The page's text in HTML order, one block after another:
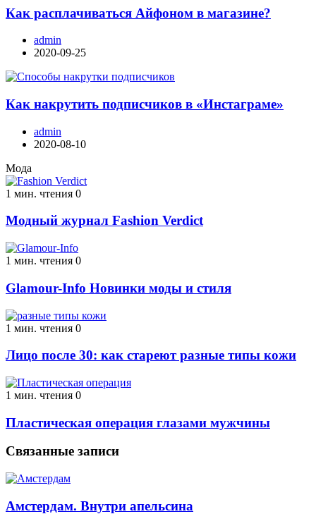
Как расплачиваться Айфоном в магазине?
admin
2020-09-25
Как накрутить подписчиков в «Инстаграме»
admin
2020-08-10
Мода
1 мин. чтения 0
Модный журнал Fashion Verdict
1 мин. чтения 0
Glamour-Info Новинки моды и стиля
1 мин. чтения 0
Лицо после 30: как стареют разные типы кожи
1 мин. чтения 0
Пластическая операция глазами мужчины
Связанные записи
Амстердам. Внутри апельсина